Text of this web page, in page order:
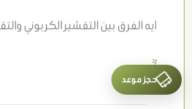
ايه الفرق بين التقشير الكربوني
رد
حجز موعد